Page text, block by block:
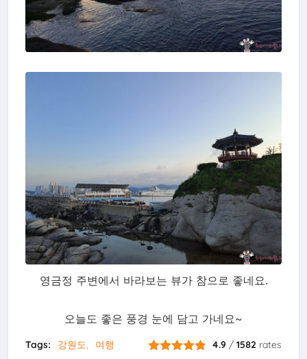
영금정 주변에서 바라보는 뷰가 참으로 좋네요.
오늘도 좋은 풍경 눈에 담고 가네요~
Tags: 강원도 여행 4.9 /1582 rates